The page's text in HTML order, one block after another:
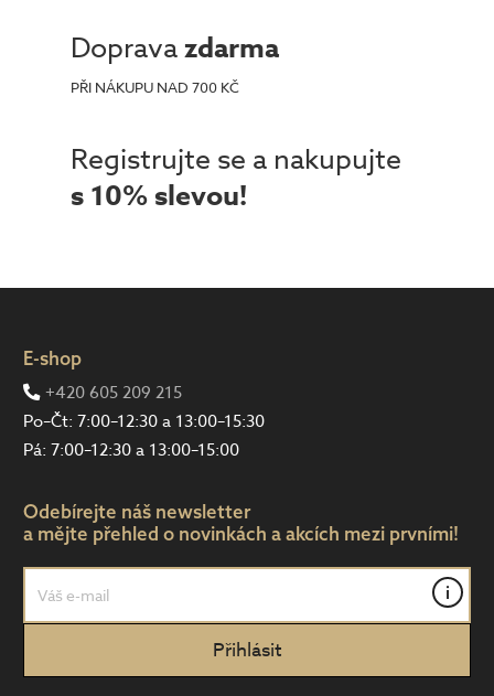
Dopravazdarma
PŘI NÁKUPU NAD 700 KČ
Registrujte se a nakupujte
s 10% slevou!
E-shop
+420 605 209 215
Po–Čt: 7:00–12:30 a 13:00–15:30
Pá: 7:00–12:30 a 13:00–15:00
Odebírejte náš newsletter
a mějte přehled o novinkách a akcích mezi prvními!
i